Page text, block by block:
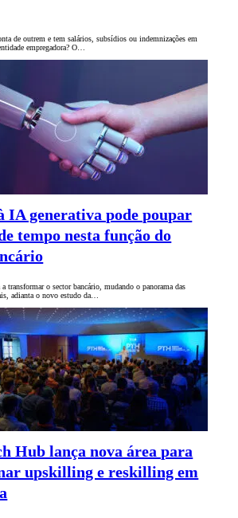
de outrem e tem salários, subsídios ou indemnizações em
empregadora? O…
IA generativa pode poupar
tempo nesta função do
transformar o sector bancário, mudando o panorama das
adianta o novo estudo da…
Hub lança nova área para
upskilling e reskilling em